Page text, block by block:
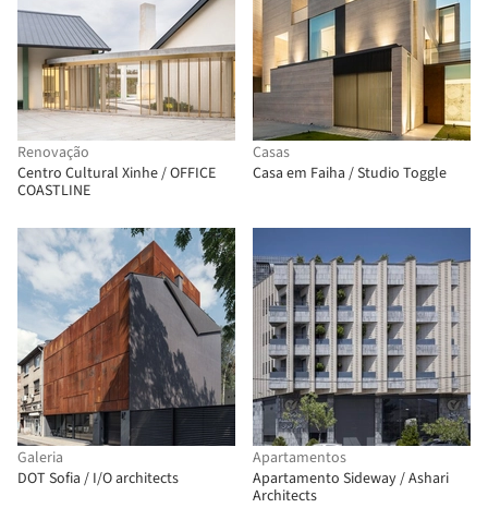
Renovação
Centro Cultural Xinhe / OFFICE
COASTLINE
Casas
Casa em Faiha / Studio Toggle
Galeria
DOT Sofia / I/O architects
Apartamentos
Apartamento Sideway / Ashari
Architects